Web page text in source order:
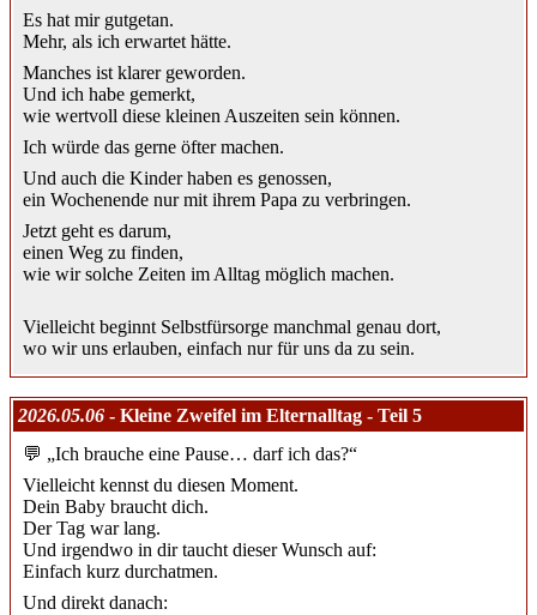
Es hat mir gutgetan.
Mehr, als ich erwartet hätte.
Manches ist klarer geworden.
Und ich habe gemerkt,
wie wertvoll diese kleinen Auszeiten sein können.
Ich würde das gerne öfter machen.
Und auch die Kinder haben es genossen,
ein Wochenende nur mit ihrem Papa zu verbringen.
Jetzt geht es darum,
einen Weg zu finden,
wie wir solche Zeiten im Alltag möglich machen.
Vielleicht beginnt Selbstfürsorge manchmal genau dort,
wo wir uns erlauben, einfach nur für uns da zu sein.
2026.05.06 - Kleine Zweifel im Elternalltag - Teil 5
💬 „Ich brauche eine Pause… darf ich das?“
Vielleicht kennst du diesen Moment.
Dein Baby braucht dich.
Der Tag war lang.
Und irgendwo in dir taucht dieser Wunsch auf:
Einfach kurz durchatmen.
Und direkt danach: